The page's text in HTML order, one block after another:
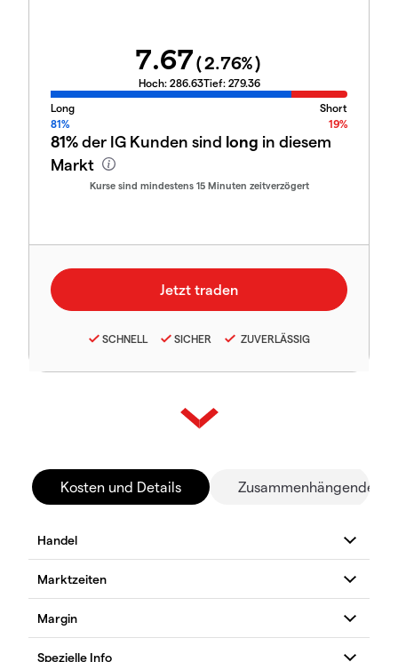
7.67(2.76%)
Hoch: 286.63Tief: 279.36
Long
Short
81%
19%
81%der IG Kunden sind long in diesem
Markt
Kurse sind mindestens 15 Minuten zeitverzögert
SCHNELL SICHER ZUVERLÄSSIG
Kosten und Details Zusammenhängende